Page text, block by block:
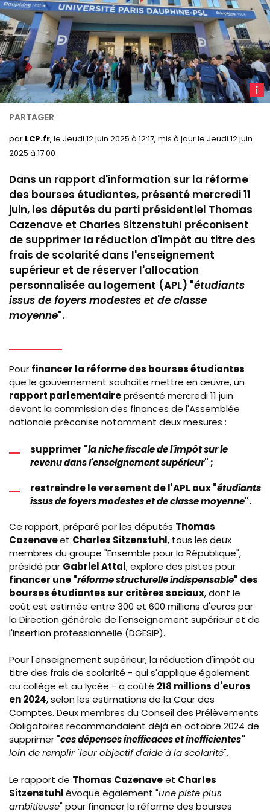
Paris
par LCP.fr, le Jeudi 12 juin 2025 à 12:17, mis à jour le Jeudi 12 juin
2025 à 17:00
Dans un rapport d'information sur la réforme
des bourses étudiantes, présenté mercredi 11
juin, les députés du parti présidentiel Thomas
Cazenave et Charles Sitzenstuhl préconisent
de supprimer la réduction d'impôt au titre des
frais de scolarité dans l'enseignement
supérieur et de réserver l'allocation
personnalisée au logement (APL) "étudiants
issus de foyers modestes et de classe
moyenne".
Pour financer la réforme des bourses étudiantes
que le gouvernement souhaite mettre en œuvre, un
rapport parlementaireprésenté mercredi 11 juin
devant la commission des finances de l'Assemblée
nationale préconise notamment deux mesures :
supprimer "la niche fiscale de l'impôt sur le
revenu dans l'enseignement supérieur" ;
restreindre le versement de l'APL aux "étudiants
issus de foyers modestes et de classe moyenne".
Ce rapport, préparé par les députés Thomas
Cazenaveet Charles Sitzenstuhl, tous les deux
membres du groupe "Ensemble pour la République",
présidé par Gabriel Attal, explore des pistes pour
financer une "réforme structurelle indispensable" des
bourses étudiantes sur critères sociaux, dont le
coût est estimée entre 300 et 600 millions d'euros par
la Direction générale de l'enseignement supérieur et de
l'insertion professionnelle (DGESIP).
Pour l'enseignement supérieur, la réduction d'impôt au
titre des frais de scolarité - qui s'applique également
au collège et au lycée - a coûté 218 millions d'euros
en 2024, selon les estimations de la Cour des
Comptes. Deux membres du Conseil des Prélèvements
Obligatoires recommandaient déjà en octobre 2024 de
supprimer"ces dépenses inefficaces et inefficientes"
loin de remplir "leur objectif d'aide à la scolarité".
Le rapport de Thomas Cazenaveet Charles
Sitzenstuhlévoque également "une piste plus
ambitieuse" pour financer la réforme des bourses